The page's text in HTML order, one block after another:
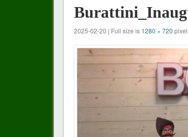
2025-02-20 | Full size is 1280 × 720